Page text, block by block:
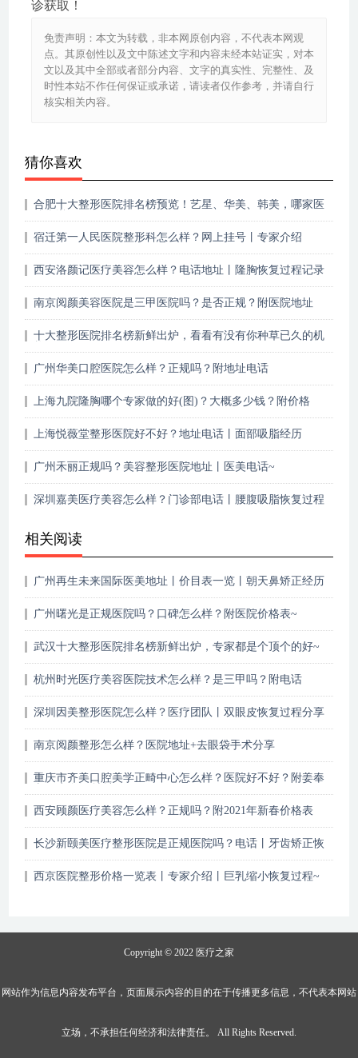
诊获取！
免责声明：本文为转载，非本网原创内容，不代表本网观
点。其原创性以及文中陈述文字和内容未经本站证实，对本
文以及其中全部或者部分内容、文字的真实性、完整性、及
时性本站不作任何保证或承诺，请读者仅作参考，并请自行
核实相关内容。
猜你喜欢
合肥十大整形医院排名榜预览！艺星、华美、韩美，哪家医
宿迁第一人民医院整形科怎么样？网上挂号丨专家介绍
西安洛颜记医疗美容怎么样？电话地址丨隆胸恢复过程记录
南京阅颜美容医院是三甲医院吗？是否正规？附医院地址
十大整形医院排名榜新鲜出炉，看看有没有你种草已久的机
广州华美口腔医院怎么样？正规吗？附地址电话
上海九院隆胸哪个专家做的好(图)？大概多少钱？附价格
上海悦薇堂整形医院好不好？地址电话丨面部吸脂经历
广州禾丽正规吗？美容整形医院地址丨医美电话~
深圳嘉美医疗美容怎么样？门诊部电话丨腰腹吸脂恢复过程
相关阅读
广州再生未来国际医美地址丨价目表一览丨朝天鼻矫正经历
广州曙光是正规医院吗？口碑怎么样？附医院价格表~
武汉十大整形医院排名榜新鲜出炉，专家都是个顶个的好~
杭州时光医疗美容医院技术怎么样？是三甲吗？附电话
深圳因美整形医院怎么样？医疗团队丨双眼皮恢复过程分享
南京阅颜整形怎么样？医院地址+去眼袋手术分享
重庆市齐美口腔美学正畸中心怎么样？医院好不好？附姜奉
西安顾颜医疗美容怎么样？正规吗？附2021年新春价格表
长沙新颐美医疗整形医院是正规医院吗？电话丨牙齿矫正恢
西京医院整形价格一览表丨专家介绍丨巨乳缩小恢复过程~
Copyright © 2022 医疗之家
网站作为信息内容发布平台，页面展示内容的目的在于传播更多信息，不代表本网站
立场，不承担任何经济和法律责任。 All Rights Reserved.